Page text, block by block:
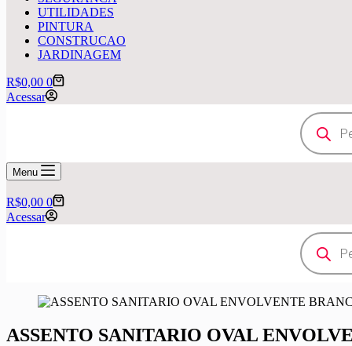
UTILIDADES
PINTURA
CONSTRUCAO
JARDINAGEM
Carrinho
R$0,00 0
Acessar
Pesquisar
produtos
Menu
Carrinho
R$0,00 0
Acessar
Pesquisar
produtos
ASSENTO SANITARIO OVAL